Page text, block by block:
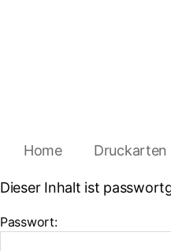
Home Druckarten
Dieser Inhalt ist
Passwort: